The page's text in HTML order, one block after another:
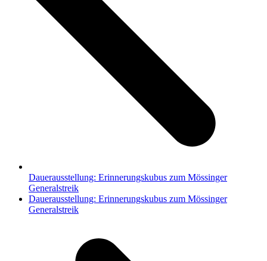
Dauerausstellung: Erinnerungskubus zum Mössinger
Generalstreik
Nächster
Beitrag:
Dauerausstellung: Erinnerungskubus zum Mössinger
Generalstreik